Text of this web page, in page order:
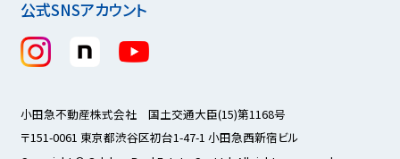
公式SNSアカウント
小田急不動産株式会社 国土交通大臣(15)第1168号
〒151-0061 東京都渋谷区初台1-47-1 小田急西新宿ビル